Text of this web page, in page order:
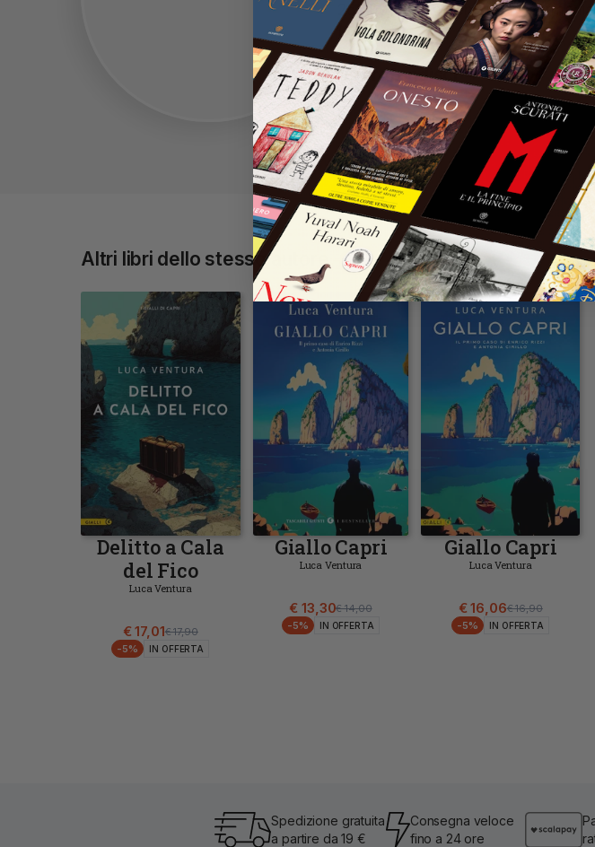
250.000 copie vendute in
(2024).
Approfondisci
Altri libri dello stesso autore
Non Disponibile
Delitto a Cala
del Fico
Luca Ventura
€ 17,90
€ 17,01
-5% IN OFFERTA
Aggiungi
Giallo Capri
Luca Ventura
€ 14,00
€ 13,30
-5% IN OFFERTA
Aggiungi
Giallo Capri
Luca Ventura
€ 16,90
€ 16,06
-5% IN OFFERTA
Spedizione gratuita
a partire da 19 €
Consegna veloce
fino a 24 ore